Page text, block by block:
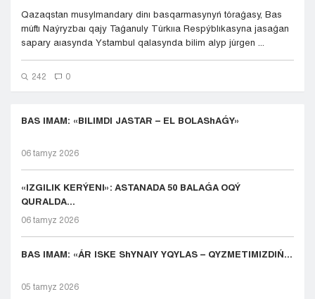
Qazaqstan musylmandary dinı basqarmasynyń tóraǵasy, Bas
múftı Naýryzbaı qajy Taǵanuly Túrkııa Respýblıkasyna jasaǵan
sapary aıasynda Ystambul qalasynda bilim alyp júrgen ...
242 0
BAS IMAM: «BILIMDI JASTAR – EL BOLAShAǴY»
06 tamyz 2026
«IZGILIK KERÝENI»: ASTANADA 50 BALAǴA OQÝ
QURALDA...
06 tamyz 2026
BAS IMAM: «ÁR ISKE ShYNAIY YQYLAS – QYZMETIMIZDIŃ...
05 tamyz 2026